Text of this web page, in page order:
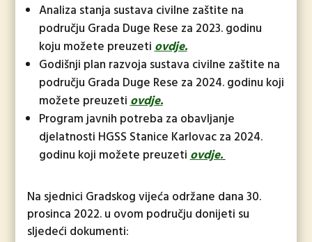
Analiza stanja sustava civilne zaštite na
području Grada Duge Rese za 2023. godinu
koju možete preuzetiovdje.
Godišnji plan razvoja sustava civilne zaštite na
području Grada Duge Rese za 2024. godinu koji
možete preuzetiovdje.
Program javnih potreba za obavljanje
djelatnosti HGSS Stanice Karlovac za 2024.
godinu koji možete preuzetiovdje.
Na sjednici Gradskog vijeća održane dana 30.
prosinca 2022. u ovom području donijeti su
sljedeći dokumenti: